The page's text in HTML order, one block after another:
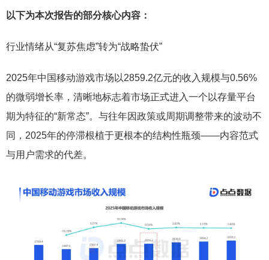
以下为本次报告的部分核心内容：
行业情绪从“复苏焦虑”转为“战略蛰伏”
2025年中国移动游戏市场以2859.2亿元的收入规模与0.56%
的微弱增长率，清晰地标志着市场正式进入一个以存量平台
期为特征的“新常态”。与往年因政策或周期调整带来的波动不
同，2025年的停滞根植于更根本的结构性瓶颈——内容范式
与用户需求的代差。